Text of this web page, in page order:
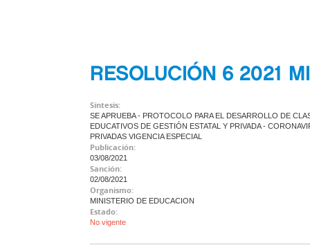
RESOLUCIÓN 6 2021
Síntesis:
SE APRUEBA - PROTOCOLO PARA EL DESARROLLO DE
EDUCATIVOS DE GESTIÓN ESTATAL Y PRIVADA -
PRIVADAS VIGENCIA ESPECIAL
Publicación:
03/08/2021
Sanción:
02/08/2021
Organismo:
MINISTERIO DE EDUCACION
Estado:
No vigente